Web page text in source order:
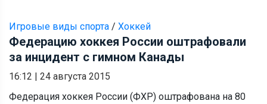
Игровые виды спорта / Хоккей
Федерацию хоккея России оштрафовали
за инцидент с гимном Канады
16:12 | 24 августа 2015
Федерация хоккея России (ФХР) оштрафована на 80